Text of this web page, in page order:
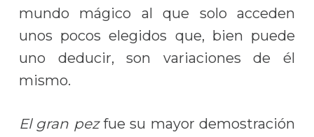
mundo mágico al que solo acceden
unos pocos elegidos que, bien puede
uno deducir, son variaciones de él
mismo.
El gran pezfue su mayor demostración